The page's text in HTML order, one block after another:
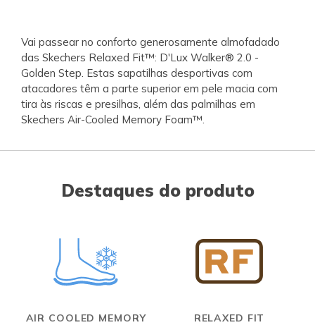
Vai passear no conforto generosamente almofadado
das Skechers Relaxed Fit™: D'Lux Walker® 2.0 -
Golden Step. Estas sapatilhas desportivas com
atacadores têm a parte superior em pele macia com
tira às riscas e presilhas, além das palmilhas em
Skechers Air-Cooled Memory Foam™.
Destaques do produto
AIR COOLED MEMORY
RELAXED FIT